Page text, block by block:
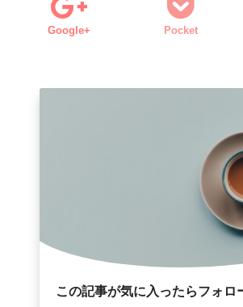
Google+ Pocket
この記事が気に入ったらフォロ